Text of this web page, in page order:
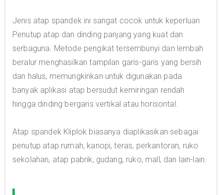
Jenis atap spandek ini sangat cocok untuk keperluan
Penutup atap dan dinding panjang yang kuat dan
serbaguna. Metode pengikat tersembunyi dan lembah
beralur menghasilkan tampilan garis-garis yang bersih
dan halus, memungkinkan untuk digunakan pada
banyak aplikasi atap bersudut kemiringan rendah
hingga dinding bergaris vertikal atau horisontal.
Atap spandek Kliplok biasanya diaplikasikan sebagai
penutup atap rumah, kanopi, teras, perkantoran, ruko
sekolahan, atap pabrik, gudang, ruko, mall, dan lain-lain.